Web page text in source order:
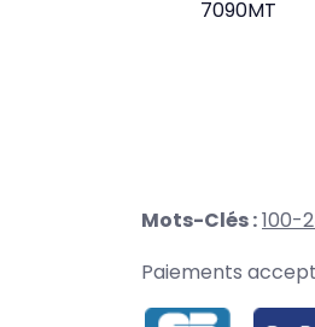
Mots-Clés :100-
Paiements